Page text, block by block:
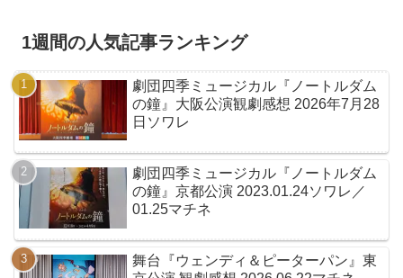
1週間の人気記事ランキング
劇団四季ミュージカル『ノートルダム
の鐘』大阪公演観劇感想 2026年7月28
日ソワレ
劇団四季ミュージカル『ノートルダム
の鐘』京都公演 2023.01.24ソワレ／
01.25マチネ
舞台『ウェンディ＆ピーターパン』東